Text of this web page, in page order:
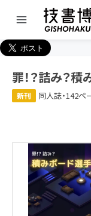
罪！？詰み？
新刊 同人誌・142ペ